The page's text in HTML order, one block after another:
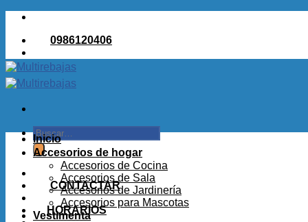
Saltar
contenido0986120406
Buscar
por:
CONTACTAR
HORARIOS
Inicio
Accesorios de hogar
Accesorios de Cocina
Accesorios de Sala
Accesorios de Jardinería
Accesorios para Mascotas
Vestimenta